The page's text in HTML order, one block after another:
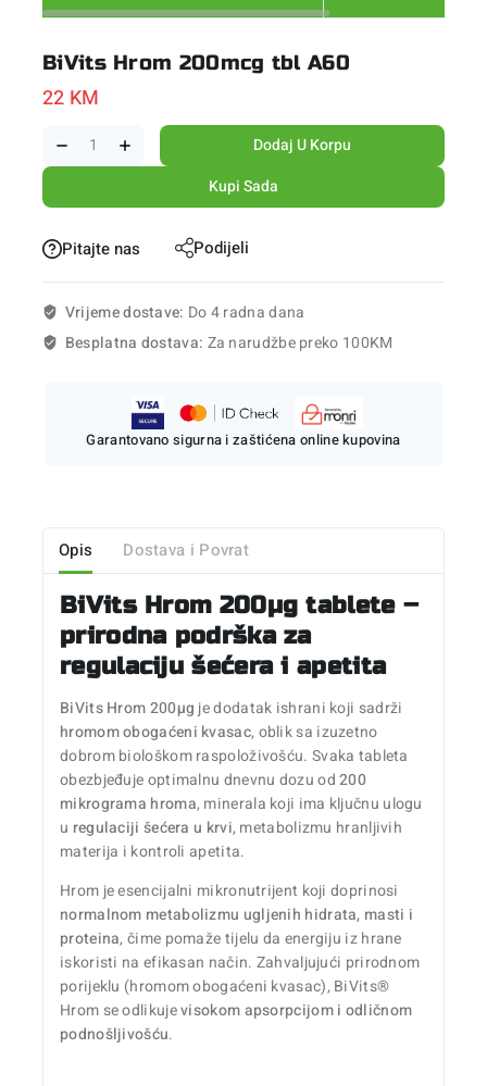
BiVits Hrom 200mcg tbl A60
22 KM
Dodaj U Korpu
Kupi Sada
Pitajte nas Podijeli
Vrijeme dostave: Do 4 radna dana
Besplatna dostava: Za narudžbe preko 100KM
Garantovano sigurna i zaštićena online kupovina
Opis Dostava i Povrat
BiVits Hrom 200µg tablete –
prirodna podrška za
regulaciju šećera i apetita
BiVits Hrom 200µgje dodatak ishrani koji sadrži
hromom obogaćeni kvasac, oblik sa izuzetno
dobrom biološkom raspoloživošću. Svaka tableta
obezbjeđuje optimalnu dnevnu dozu od200
mikrograma hroma, minerala koji ima ključnu ulogu
u regulaciji šećera u krvi, metabolizmu hranljivih
materija i kontroli apetita.
Hrom je esencijalni mikronutrijent koji doprinosi
normalnom metabolizmu ugljenih hidrata, masti i
proteina, čime pomaže tijelu da energiju iz hrane
iskoristi na efikasan način. Zahvaljujući prirodnom
porijeklu (hromom obogaćeni kvasac), BiVits®
Hrom se odlikujevisokom apsorpcijom i odličnom
podnošljivošću.